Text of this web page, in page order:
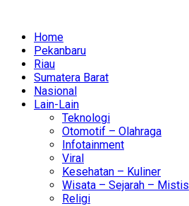
Home
Pekanbaru
Riau
Sumatera Barat
Nasional
Lain-Lain
Teknologi
Otomotif – Olahraga
Infotainment
Viral
Kesehatan – Kuliner
Wisata – Sejarah – Mistis
Religi